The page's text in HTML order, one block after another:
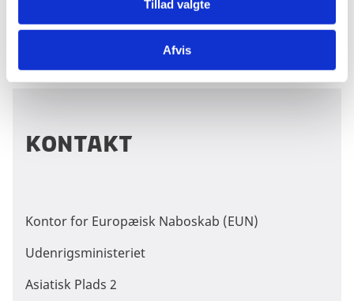
Tillad valgte
Afvis
enkeltpersoner, økonomiske sanktioner rettet mod
udvalgte virksomheder, og våbenembargo. På den
anden side yder EU aktivt støtte til civilsamfundet.
Kontakt
Kontor for Europæisk Naboskab (EUN)
Udenrigsministeriet
Asiatisk Plads 2